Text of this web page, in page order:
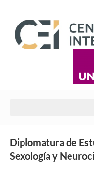
Diplomatura de
Sexología y